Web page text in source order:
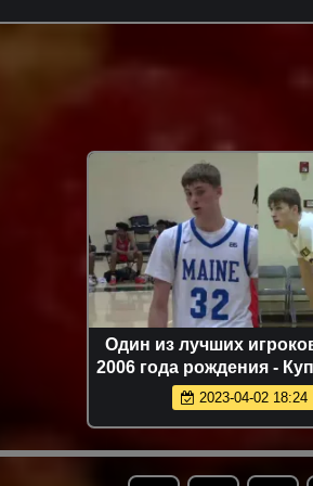
Один из лучших
2006 года рождения -
2023-04-02 18:24